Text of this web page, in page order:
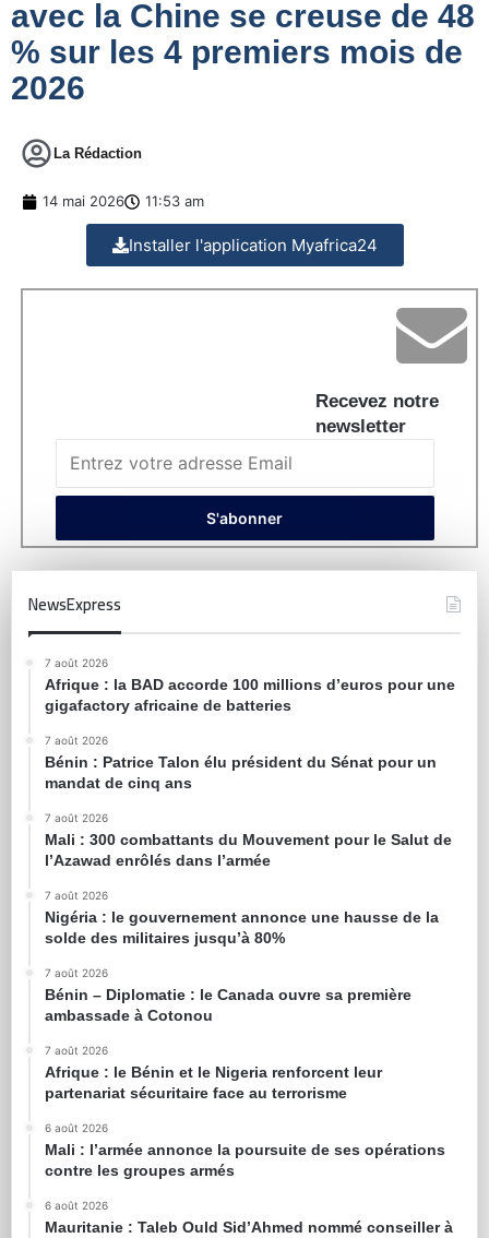
avec la Chine se creuse de 48
% sur les 4 premiers mois de
2026
La Rédaction
14 mai 2026 11:53 am
Installer l'application Myafrica24
Recevez notre
newsletter
NewsExpress
7 août 2026
Afrique : la BAD accorde 100 millions d’euros pour une
gigafactory africaine de batteries
7 août 2026
Bénin : Patrice Talon élu président du Sénat pour un
mandat de cinq ans
7 août 2026
Mali : 300 combattants du Mouvement pour le Salut de
l’Azawad enrôlés dans l’armée
7 août 2026
Nigéria : le gouvernement annonce une hausse de la
solde des militaires jusqu’à 80%
7 août 2026
Bénin – Diplomatie : le Canada ouvre sa première
ambassade à Cotonou
7 août 2026
Afrique : le Bénin et le Nigeria renforcent leur
partenariat sécuritaire face au terrorisme
6 août 2026
Mali : l’armée annonce la poursuite de ses opérations
contre les groupes armés
6 août 2026
Mauritanie : Taleb Ould Sid’Ahmed nommé conseiller à